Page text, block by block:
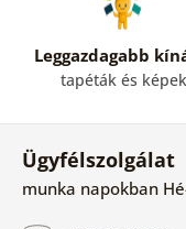
Leggazdagabb
tapéták és képek
Ügyfélszolgálat
munka napokban